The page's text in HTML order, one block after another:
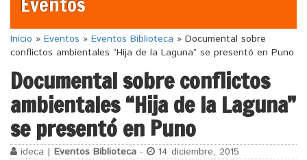
Inicio » Eventos » Eventos Biblioteca » Documental sobre
conflictos ambientales “Hija de la Laguna” se presentó en Puno
Documental sobre conflictos
ambientales “Hija de la Laguna”
se presentó en Puno
ideca | Eventos Biblioteca - 14 diciembre, 2015